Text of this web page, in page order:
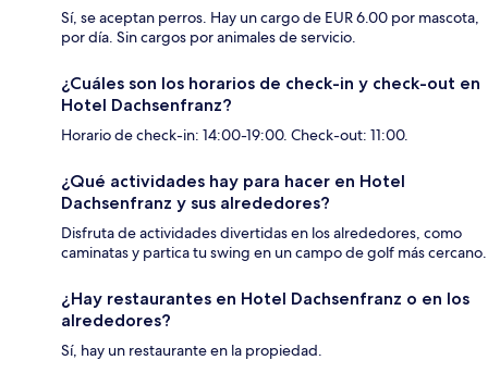
Sí, se aceptan perros. Hay un cargo de EUR 6.00 por mascota,
por día. Sin cargos por animales de servicio.
¿Cuáles son los horarios de check-in y check-out en
Hotel Dachsenfranz?
Horario de check-in: 14:00-19:00. Check-out: 11:00.
¿Qué actividades hay para hacer en Hotel
Dachsenfranz y sus alrededores?
Disfruta de actividades divertidas en los alrededores, como
caminatas y partica tu swing en un campo de golf más cercano.
¿Hay restaurantes en Hotel Dachsenfranz o en los
alrededores?
Sí, hay un restaurante en la propiedad.